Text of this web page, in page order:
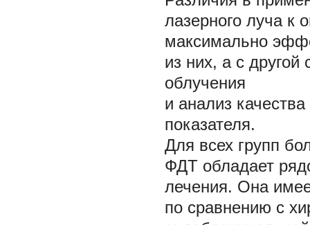
лазерного луча к
максимально
из них, а с
облучения
и анализ
показателя.
Для всех групп
ФДТ обладает
лечения. Она
по сравнению с